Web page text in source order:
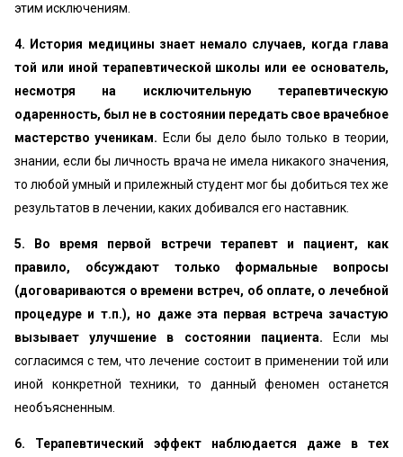
этим исключениям.
4. История медицины знает немало случаев, когда глава
той или иной терапевтической школы или ее основатель,
несмотря на исключительную терапевтическую
одаренность, был не в состоянии передать свое врачебное
мастерство ученикам. Если бы дело было только в теории,
знании, если бы личность врача не имела никакого значения,
то любой умный и прилежный студент мог бы добиться тех же
результатов в лечении, каких добивался его наставник.
5. Во время первой встречи терапевт и пациент, как
правило, обсуждают только формальные вопросы
(договариваются о времени встреч, об оплате, о лечебной
процедуре и т.п.), но даже эта первая встреча зачастую
вызывает улучшение в состоянии пациента.
Если мы
согласимся с тем, что лечение состоит в применении той или
иной конкретной техники, то данный феномен останется
необъясненным.
6. Терапевтический эффект наблюдается даже в тех